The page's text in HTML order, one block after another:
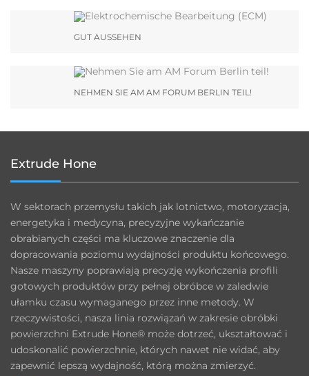
GUT AUSSEHEN
NEHMEN SIE AM AM FORUM BERLIN TEIL!
Extrude Hone
W sektorach przemysłu takich jak lotnictwo, motoryzacja,
energetyka i medycyna, precyzyjne wykańczanie
obrabianych części ma kluczowe znaczenie dla
dopracowania poziomu wydajności produktu końcowego.
Nasze maszyny poprawiają precyzję wykończenia profili
gotowych produktów przy pełnej obróbce w zaledwie
ułamku czasu wymaganego przez inne metody. W
rzeczywistości, nasza linia rozwiązań w zakresie obróbki
powierzchni Extrude Hone® może dotrzeć, ukształtować i
udoskonalić powierzchnie, których nawet nie widać, aby
zapewnić lepszą wydajność, którą można zmierzyć.